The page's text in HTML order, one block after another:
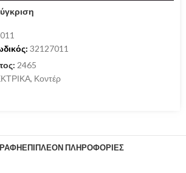
32127011
2465
, Κοντέρ
ΕΠΙΠΛΈΟΝ ΠΛΗΡΟΦΟΡΊΕΣ